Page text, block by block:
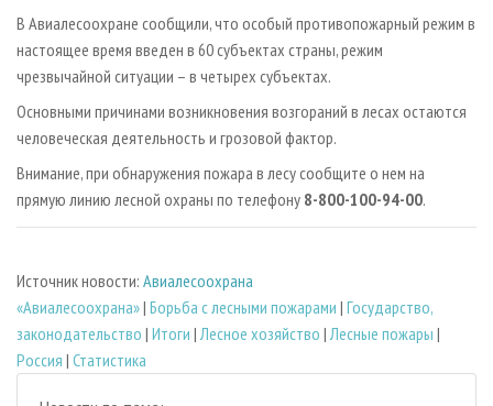
В Авиалесоохране сообщили, что особый противопожарный режим в
настоящее время введен в 60 субъектах страны, режим
чрезвычайной ситуации – в четырех субъектах.
Основными причинами возникновения возгораний в лесах остаются
человеческая деятельность и грозовой фактор.
Внимание, при обнаружения пожара в лесу сообщите о нем на
прямую линию лесной охраны по телефону 8-800-100-94-00.
Источник новости: Авиалесоохрана
«Авиалесоохрана»| Борьба с лесными пожарами | Государство,
законодательство | Итоги |Лесное хозяйство |Лесные пожары |
Россия | Статистика